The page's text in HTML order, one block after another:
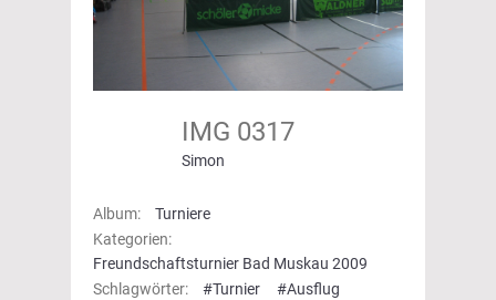
IMG 0317
Simon
Album:
Turniere
Kategorien:
Freundschaftsturnier Bad Muskau 2009
Schlagwörter:
#Turnier #Ausflug